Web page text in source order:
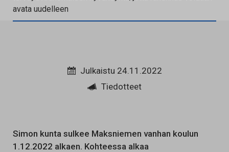
avata uudelleen
Julkaistu 24.11.2022
Tiedotteet
Simon kunta sulkee Maksniemen vanhan koulun
1.12.2022 alkaen. Kohteessa alkaa